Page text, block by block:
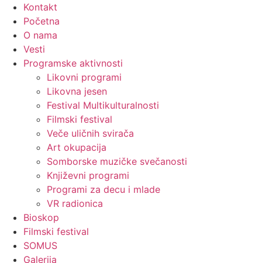
Kontakt
Početna
O nama
Vesti
Programske aktivnosti
Likovni programi
Likovna jesen
Festival Multikulturalnosti
Filmski festival
Veče uličnih svirača
Art okupacija
Somborske muzičke svečanosti
Književni programi
Programi za decu i mlade
VR radionica
Bioskop
Filmski festival
SOMUS
Galerija